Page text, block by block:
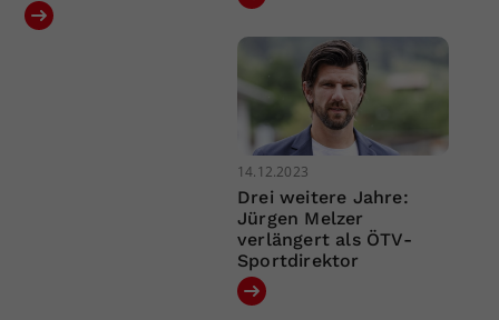
14.12.2023
Drei weitere Jahre:
Jürgen Melzer
verlängert als ÖTV-
Sportdirektor